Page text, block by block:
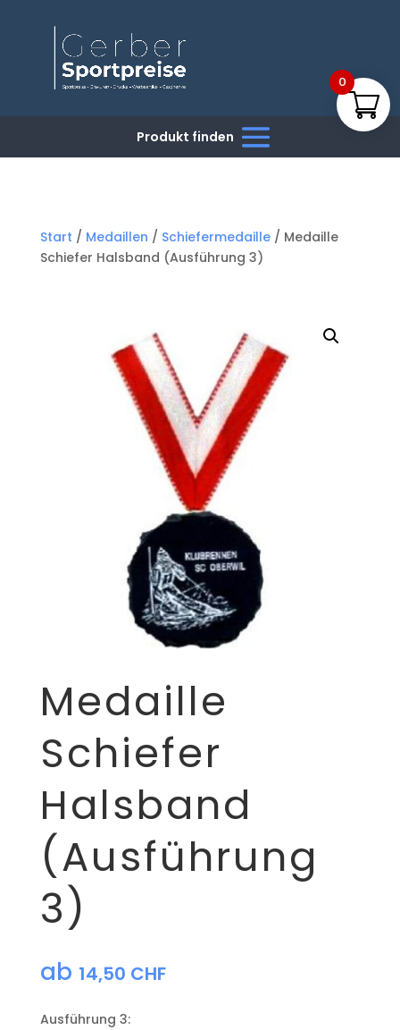
Start / Medaillen / Schiefermedaille/ Medaille
Schiefer Halsband (Ausführung 3)
Medaille
Schiefer
Halsband
(Ausführung
3)
ab 14,50 CHF
Ausführung 3:
0